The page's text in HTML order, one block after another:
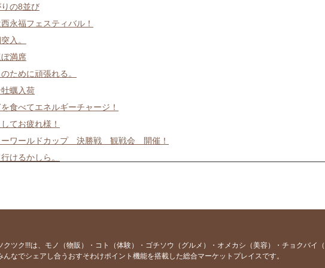
の8並び
永福フェスティバル！
入。
満席
ために頑張れる。
蠣入荷
食べてエネルギーチャージ！
てお疲れ様！
ーワールドカップ 決勝戦 観戦会 開催！
けるかしら。
げ
めんあります。
好調！
クツク!!!は、モノ（物販）・コト（体験）・ゴチソウ（グルメ）・オメカシ（美容）・チョクバイ
んなでシェアし合うおすそわけポイント機能を搭載した総合マーケットプレイスです。